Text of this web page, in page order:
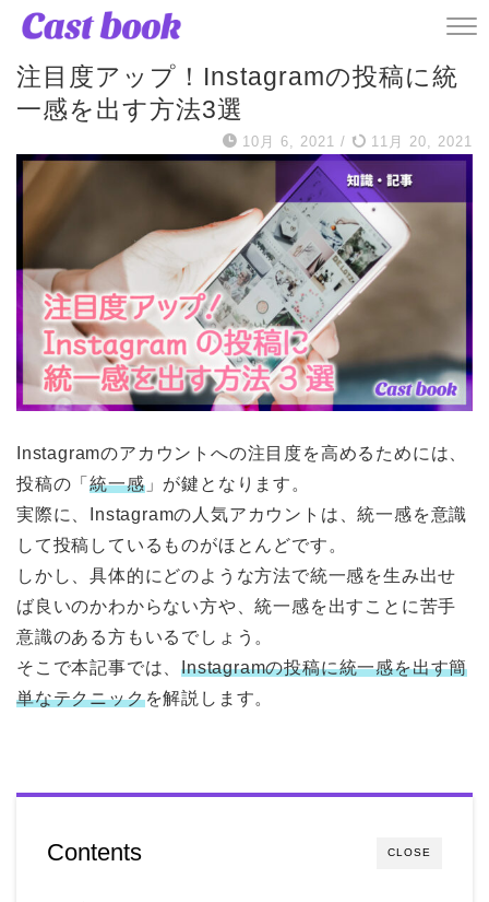
記事
注目度アップ！Instagramの投稿に統
一感を出す方法3選
10月 6, 2021 / 11月 20, 2021
Instagramのアカウントへの注目度を高めるためには、
投稿の「統一感」が鍵となります。
実際に、Instagramの人気アカウントは、統一感を意識
して投稿しているものがほとんどです。
しかし、具体的にどのような方法で統一感を生み出せ
ば良いのかわからない方や、統一感を出すことに苦手
意識のある方もいるでしょう。
そこで本記事では、Instagramの投稿に統一感を出す簡
単なテクニックを解説します。
CLOSE
Contents